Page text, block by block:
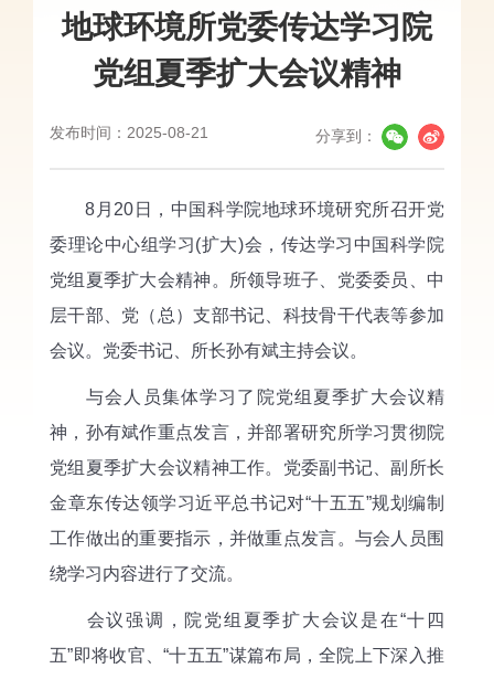
地球环境所党委传达学习院
党组夏季扩大会议精神
发布时间：2025-08-21 分享到：
8月20日，中国科学院地球环境研究所召开党
委理论中心组学习(扩大)会，传达学习中国科学院
党组夏季扩大会精神。所领导班子、党委委员、中
层干部、党（总）支部书记、科技骨干代表等参加
会议。党委书记、所长孙有斌主持会议。
与会人员集体学习了院党组夏季扩大会议精
神，孙有斌作重点发言，并部署研究所学习贯彻院
党组夏季扩大会议精神工作。党委副书记、副所长
金章东传达领学习近平总书记对“十五五”规划编制
工作做出的重要指示，并做重点发言。与会人员围
绕学习内容进行了交流。
会议强调，院党组夏季扩大会议是在“十四
五”即将收官、“十五五”谋篇布局，全院上下深入推